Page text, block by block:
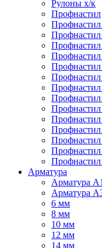
Рулоны х/к
Профнастил
Профнастил
Арматура
Арматура А1
Арматура
6 мм
8 мм
10 мм
12 мм
14 мм